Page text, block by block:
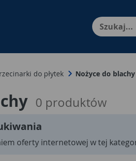
Menu Produktów, nawigacja:
do płytek Nożyce do blachy
0 produktów
oferty internetowej w tej